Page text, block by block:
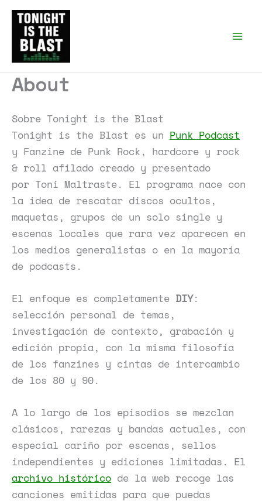
contenido
About
Sobre Tonight is the Blast
Tonight is the Blast es un Punk Podcast
y Fanzine de Punk Rock, hardcore y rock
& roll afilado creado y presentado
por Toni Maltraste. El programa nace con
la idea de rescatar discos ocultos,
maquetas, grupos de un solo single y
escenas locales que rara vez aparecen en
los medios generalistas o en la mayoría
de podcasts.
El enfoque es completamente DIY:
selección personal de temas,
investigación de contexto, grabación y
edición propia, con la misma filosofía
de los fanzines y cintas de intercambio
de los 80 y 90.
A lo largo de los episodios se mezclan
clásicos, rarezas y bandas actuales, con
especial cariño por escenas, sellos
independientes y ediciones limitadas. El
archivo histórico de la web recoge las
canciones emitidas para que puedas